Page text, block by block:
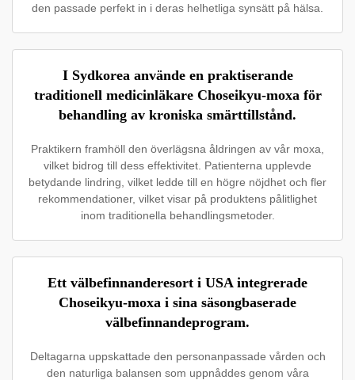
den passade perfekt in i deras helhetliga synsätt på hälsa.
I Sydkorea använde en praktiserande
traditionell medicinläkare Choseikyu-moxa för
behandling av kroniska smärttillstånd.
Praktikern framhöll den överlägsna åldringen av vår moxa,
vilket bidrog till dess effektivitet. Patienterna upplevde
betydande lindring, vilket ledde till en högre nöjdhet och fler
rekommendationer, vilket visar på produktens pålitlighet
inom traditionella behandlingsmetoder.
Ett välbefinnanderesort i USA integrerade
Choseikyu-moxa i sina säsongbaserade
välbefinnandeprogram.
Deltagarna uppskattade den personanpassade vården och
den naturliga balansen som uppnåddes genom våra